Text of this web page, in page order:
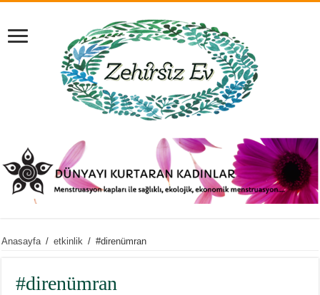
Anasayfa / etkinlik / #direnümran
#direnümran